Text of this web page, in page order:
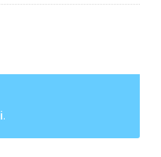
.